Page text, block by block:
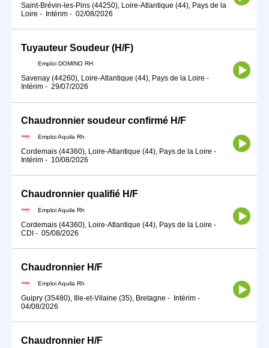
Saint-Brévin-les-Pins (44250), Loire-Atlantique (44), Pays de la
Loire - Intérim - 02/08/2026
Tuyauteur Soudeur (H/F)
Emploi DOMINO RH
Savenay (44260), Loire-Atlantique (44), Pays de la Loire -
Intérim - 29/07/2026
Chaudronnier soudeur confirmé H/F
Emploi Aquila Rh
Cordemais (44360), Loire-Atlantique (44), Pays de la Loire -
Intérim - 10/08/2026
Chaudronnier qualifié H/F
Emploi Aquila Rh
Cordemais (44360), Loire-Atlantique (44), Pays de la Loire -
CDI - 05/08/2026
Chaudronnier H/F
Emploi Aquila Rh
Guipry (35480), Ille-et-Vilaine (35), Bretagne - Intérim -
04/08/2026
Chaudronnier H/F